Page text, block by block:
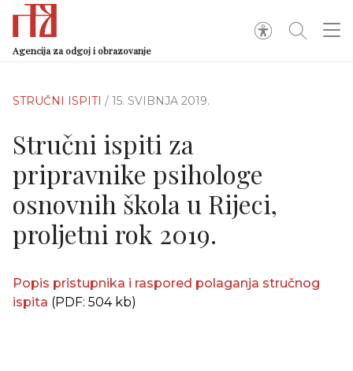
Agencija za odgoj i obrazovanje
STRUČNI ISPITI / 15. SVIBNJA 2019.
Stručni ispiti za
pripravnike psihologe
osnovnih škola u Rijeci,
proljetni rok 2019.
Popis pristupnika i raspored polaganja stručnog
ispita (PDF: 504 kb)